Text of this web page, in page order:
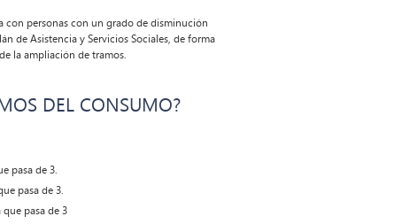
personas con un grado de disminución
de Asistencia y Servicios Sociales, de forma
la ampliación de tramos.
DEL CONSUMO?
pasa de 3.
pasa de 3.
pasa de 3